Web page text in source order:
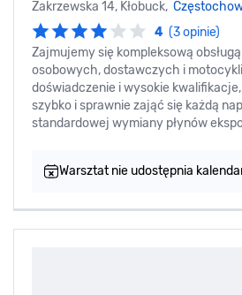
Zakrzewska 14, Kłobuck,
4 (3 opinie)
Zajmujemy się kompleksową
osobowych, dostawczych i
doświadczenie i wysokie
szybko i sprawnie zająć się każdą
standardowej wymiany płynów
Warsztat nie udostępnia